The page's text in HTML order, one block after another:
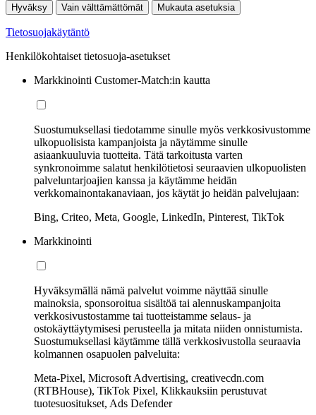
Hyväksy Vain välttämättömät Mukauta asetuksia
Tietosuojakäytäntö
Henkilökohtaiset tietosuoja-asetukset
Markkinointi Customer-Match:in kautta
Suostumuksellasi tiedotamme sinulle myös verkkosivustomme
ulkopuolisista kampanjoista ja näytämme sinulle
asiaankuuluvia tuotteita. Tätä tarkoitusta varten
synkronoimme salatut henkilötietosi seuraavien ulkopuolisten
palveluntarjoajien kanssa ja käytämme heidän
verkkomainontakanaviaan, jos käytät jo heidän palvelujaan:
Bing, Criteo, Meta, Google, LinkedIn, Pinterest, TikTok
Markkinointi
Hyväksymällä nämä palvelut voimme näyttää sinulle
mainoksia, sponsoroitua sisältöä tai alennuskampanjoita
verkkosivustostamme tai tuotteistamme selaus- ja
ostokäyttäytymisesi perusteella ja mitata niiden onnistumista.
Suostumuksellasi käytämme tällä verkkosivustolla seuraavia
kolmannen osapuolen palveluita:
Meta-Pixel, Microsoft Advertising, creativecdn.com
(RTBHouse), TikTok Pixel, Klikkauksiin perustuvat
tuotesuositukset, Ads Defender